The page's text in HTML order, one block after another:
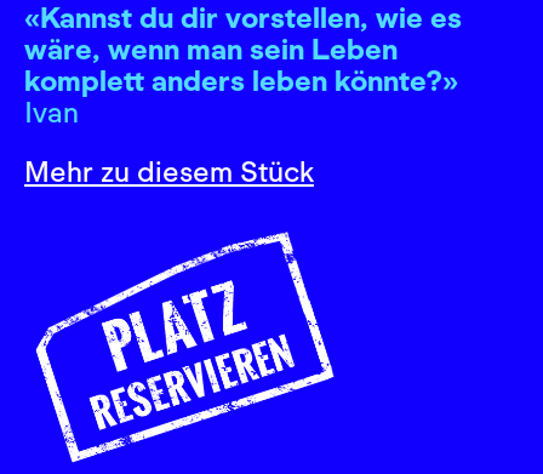
«Kannst du dir vorstellen, wie es
wäre, wenn man sein Leben
komplett anders leben könnte?»
Ivan
Mehr zu diesem Stück